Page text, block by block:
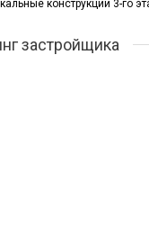
конструкции 3-го
застройщика